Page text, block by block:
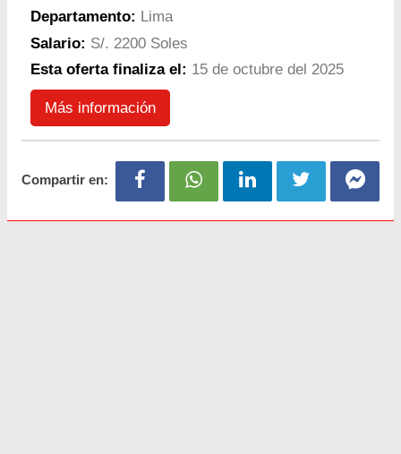
Departamento: Lima
Salario: S/. 2200 Soles
Esta oferta finaliza el: 15 de octubre del 2025
Más información
Compartir en: